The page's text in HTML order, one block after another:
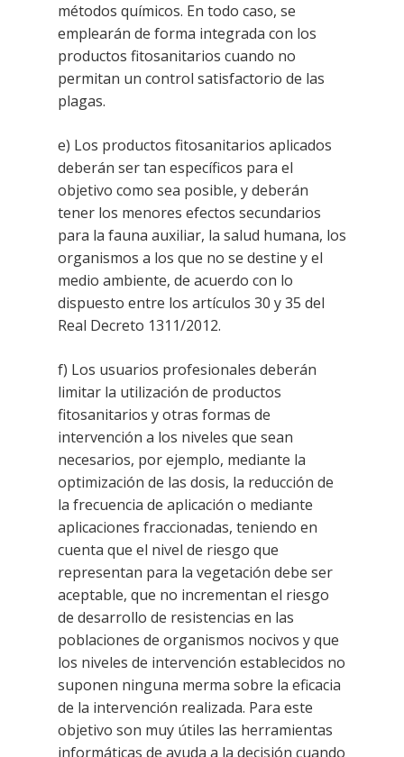
métodos químicos. En todo caso, se
emplearán de forma integrada con los
productos fitosanitarios cuando no
permitan un control satisfactorio de las
plagas.
e) Los productos fitosanitarios aplicados
deberán ser tan específicos para el
objetivo como sea posible, y deberán
tener los menores efectos secundarios
para la fauna auxiliar, la salud humana, los
organismos a los que no se destine y el
medio ambiente, de acuerdo con lo
dispuesto entre los artículos 30 y 35 del
Real Decreto 1311/2012.
f) Los usuarios profesionales deberán
limitar la utilización de productos
fitosanitarios y otras formas de
intervención a los niveles que sean
necesarios, por ejemplo, mediante la
optimización de las dosis, la reducción de
la frecuencia de aplicación o mediante
aplicaciones fraccionadas, teniendo en
cuenta que el nivel de riesgo que
representan para la vegetación debe ser
aceptable, que no incrementan el riesgo
de desarrollo de resistencias en las
poblaciones de organismos nocivos y que
los niveles de intervención establecidos no
suponen ninguna merma sobre la eficacia
de la intervención realizada. Para este
objetivo son muy útiles las herramientas
informáticas de ayuda a la decisión cuando